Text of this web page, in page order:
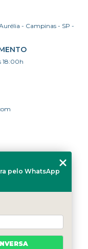
- Campinas - SP -
18:00h
pelo WhatsApp